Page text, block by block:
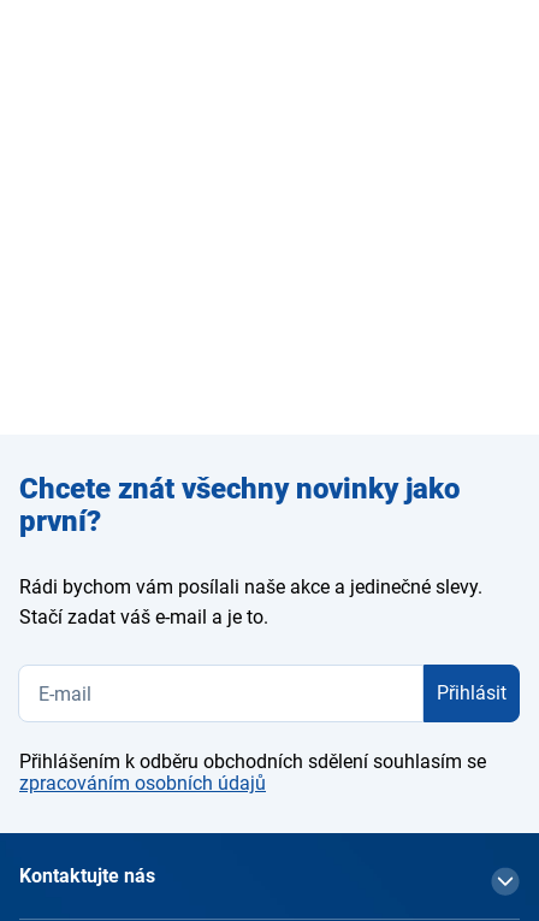
Zadejte
e-mail
Chcete znát všechny novinky jako
první?
Rádi bychom vám posílali naše akce a jedinečné slevy.
Stačí zadat váš e-mail a je to.
Přihlásit
Přihlášením k odběru obchodních sdělení souhlasím se
zpracováním osobních údajů
Kontaktujte nás